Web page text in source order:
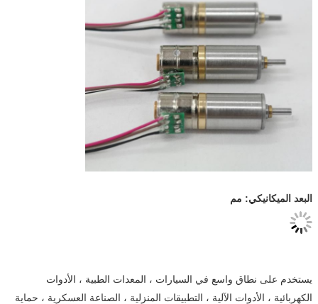
البعد الميكانيكي: مم
يستخدم على نطاق واسع في السيارات ، المعدات الطبية ، الأدوات
الكهربائية ، الأدوات الآلية ، التطبيقات المنزلية ، الصناعة العسكرية ، حماية